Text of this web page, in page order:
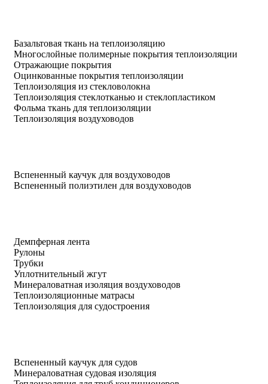
Базальтовая ткань на теплоизоляцию
Многослойные полимерные покрытия теплоизоляции
Отражающие покрытия
Оцинкованные покрытия теплоизоляции
Теплоизоляция из стекловолокна
Теплоизоляция стеклотканью и стеклопластиком
Фольма ткань для теплоизоляции
Теплоизоляция воздуховодов
Вспененный каучук для воздуховодов
Вспененный полиэтилен для воздуховодов
Демпферная лента
Рулоны
Трубки
Уплотнительный жгут
Минераловатная изоляция воздуховодов
Теплоизоляционные матрасы
Теплоизоляция для судостроения
Вспененный каучук для судов
Минераловатная судовая изоляция